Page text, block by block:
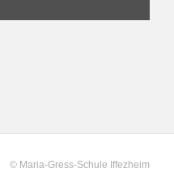
© Maria-Gress-Schule Iffezheim